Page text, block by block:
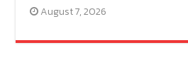
August 7, 2026